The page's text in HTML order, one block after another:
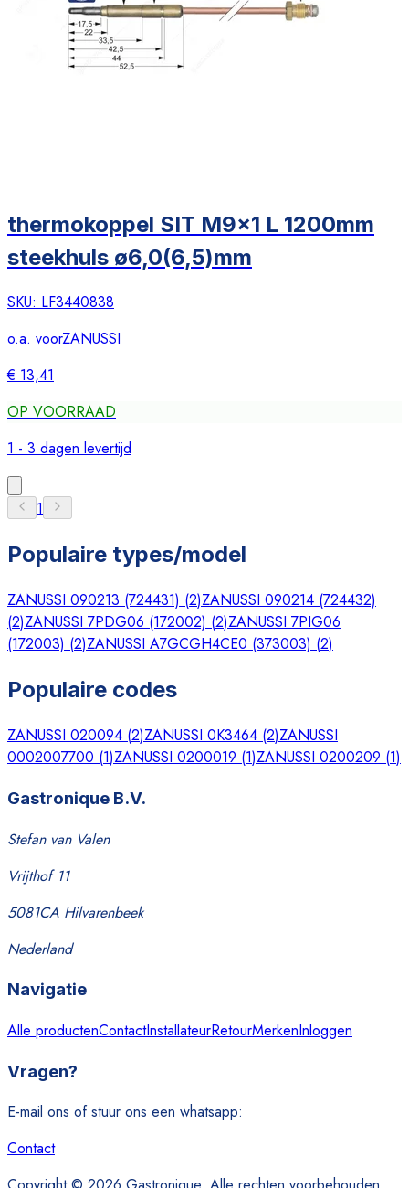
thermokoppel SIT M9x1 L 1200mm
steekhuls ø6,0(6,5)mm
SKU: LF3440838
o.a. voorZANUSSI
€ 13,41
OP VOORRAAD
1 - 3 dagen levertijd
1
Populaire types/model
ZANUSSI 090213 (724431) (2)ZANUSSI 090214 (724432)
(2)ZANUSSI 7PDG06 (172002) (2)ZANUSSI 7PIG06
(172003) (2)ZANUSSI A7GCGH4CE0 (373003) (2)
Populaire codes
ZANUSSI 020094 (2)ZANUSSI 0K3464 (2)ZANUSSI
0002007700 (1)ZANUSSI 0200019 (1)ZANUSSI 0200209 (1)
Gastronique B.V.
Stefan van Valen
Vrijthof 11
5081CA Hilvarenbeek
Nederland
Navigatie
Alle productenContactInstallateurRetourMerkenInloggen
Vragen?
E-mail ons of stuur ons een whatsapp:
Contact